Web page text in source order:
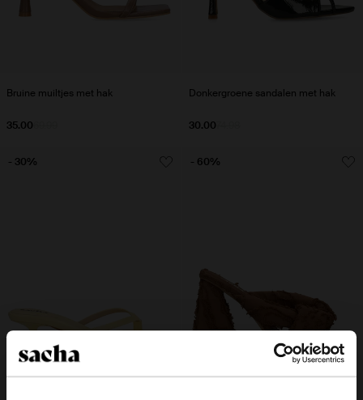
Bruine muiltjes met hak
35.00
Donkergroene sandalen met hak
30.00
- 30% - 60%